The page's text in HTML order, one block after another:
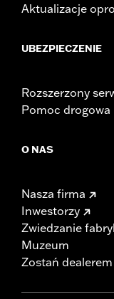
Aktualizacje
UBEZPIECZENIE
Rozszerzony
Pomoc drogowa
O NAS
Nasza firma
Inwestorzy
Zwiedzanie
Muzeum
Zostań dealerem